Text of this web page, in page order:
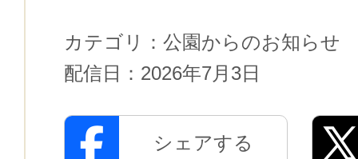
カテゴリ： 公園からのお知らせ
配信日： 2026年7月3日
シェアする